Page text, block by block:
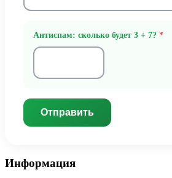
Антиспам: сколько будет 3 + 7? *
Отправить
Информация